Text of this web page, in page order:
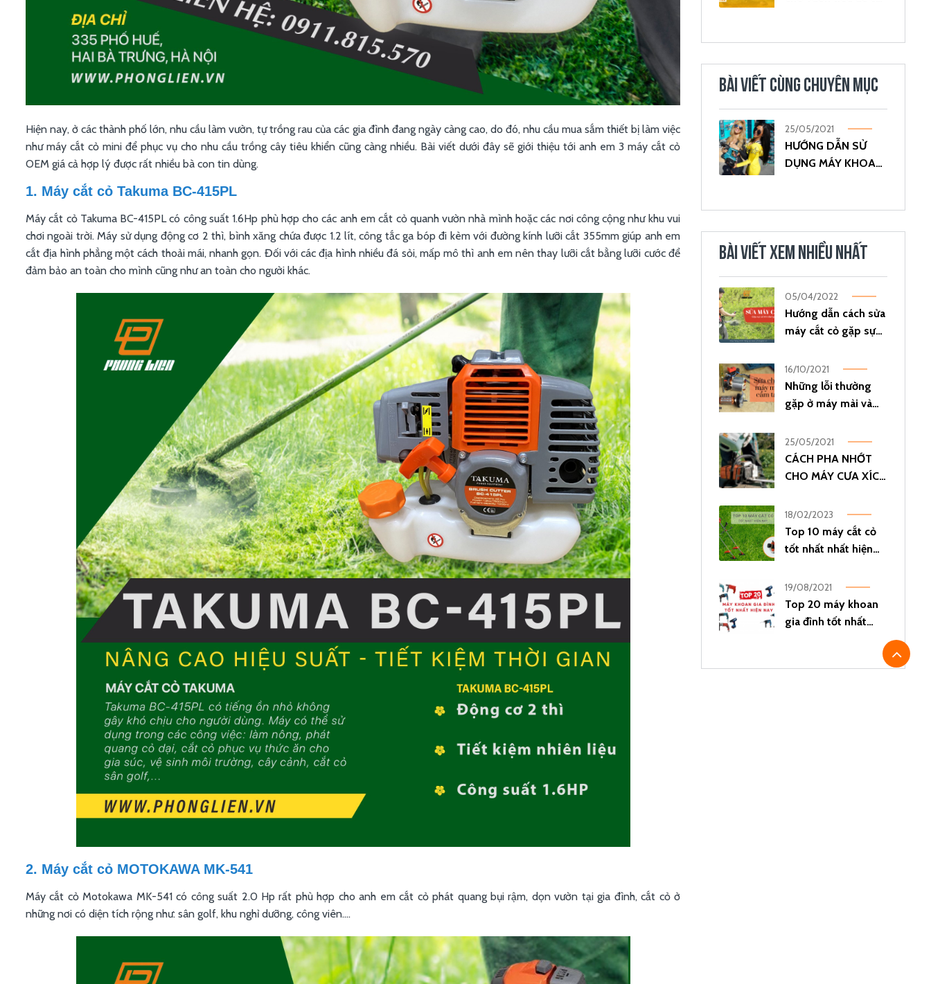
Hiện nay, ở các thành phố lớn, nhu cầu làm vườn, tự trồng rau của các gia đình đang ngày càng cao, do đó, nhu cầu mua sắm thiết bị làm việc
như máy cắt cỏ mini để phục vụ cho nhu cầu trồng cây tiêu khiển cũng càng nhiều. Bài viết dưới đây sẽ giới thiệu tới anh em 3 máy cắt cỏ
OEM giá cả hợp lý được rất nhiều bà con tin dùng.
1. Máy cắt cỏ Takuma BC-415PL
Máy cắt cỏ Takuma BC-415PL có công suất 1.6Hp phù hợp cho các anh em cắt cỏ quanh vườn nhà mình hoặc các nơi công cộng như khu vui
chơi ngoài trời. Máy sử dụng động cơ 2 thì, bình xăng chứa được 1.2 lít, công tắc ga bóp đi kèm với đường kính lưỡi cắt 355mm giúp anh em
cắt địa hình phẳng một cách thoải mái, nhanh gọn. Đối với các địa hình nhiều đá sỏi, mấp mô thì anh em nên thay lưỡi cắt bằng lưỡi cước để
đảm bảo an toàn cho mình cũng như an toàn cho người khác.
2. Máy cắt cỏ MOTOKAWA MK-541
Máy cắt cỏ Motokawa MK-541 có công suất 2.0 Hp rất phù hợp cho anh em cắt cỏ phát quang bụi rậm, dọn vườn tại gia đình, cắt cỏ ở
những nơi có diện tích rộng như: sân golf, khu nghỉ dưỡng, công viên....
BÀI VIẾT CÙNG CHUYÊN MỤC
25/05/2021
HƯỚNG DẪN SỬ
DỤNG MÁY KHOAN
BÀI VIẾT XEM NHIỀU NHẤT
05/04/2022
Hướng dẫn cách sửa
máy cắt cỏ gặp sự
16/10/2021
Những lỗi thường
gặp ở máy mài và
mài cầm tay
25/05/2021
CÁCH PHA NHỚT
CHO MÁY CƯA XÍCH
18/02/2023
Top 10 máy cắt cỏ
tốt nhất nhất hiện
19/08/2021
Top 20 máy khoan
gia đình tốt nhất